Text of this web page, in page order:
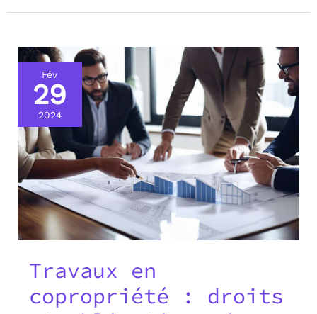
Fév
29
2024
Travaux en
copropriété : droits